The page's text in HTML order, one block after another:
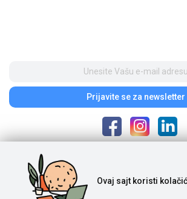
Prijavite se za newsletter
Poštovani posetioci, cene na našem sajtu iskazane
uračunat u cenu. S obzirom na to da je u pitanju
ponuda na sajtu ne ažurira u realnom vremenu,
Ovaj sajt koristi